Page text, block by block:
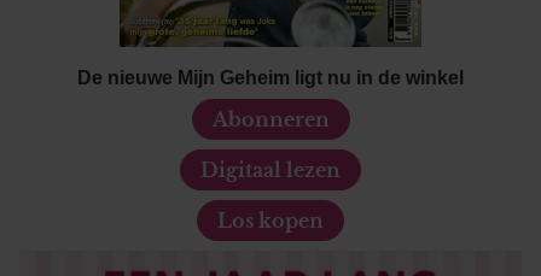
De nieuwe Mijn Geheim ligt nu in de winkel
Abonneren
Digitaal lezen
Los kopen